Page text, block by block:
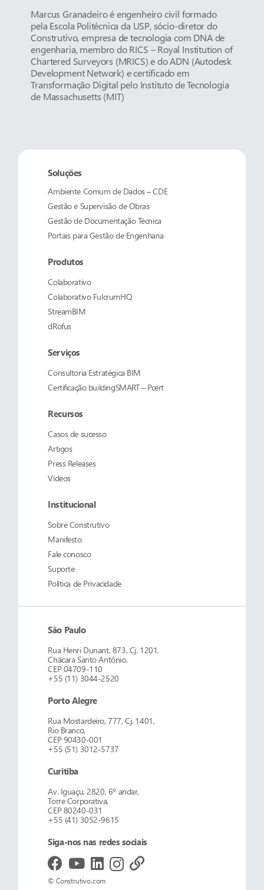
Marcus Granadeiro é engenheiro civil formado
pela Escola Politécnica da USP, sócio-diretor do
Construtivo, empresa de tecnologia com DNA de
engenharia, membro do RICS – Royal Institution of
Chartered Surveyors (MRICS) e do ADN (Autodesk
Development Network) e certificado em
Transformação Digital pelo Instituto de Tecnologia
de Massachusetts (MIT)
Soluções
Ambiente Comum de Dados – CDE
Gestão e Supervisão de Obras
Gestão de Documentação Técnica
Portais para Gestão de Engenharia
Produtos
Colaborativo
Colaborativo FulcrumHQ
StreamBIM
dRofus
Serviços
Consultoria Estratégica BIM
Certificação buildingSMART – Pcert
Recursos
Casos de sucesso
Artigos
Press Releases
Vídeos
Institucional
SobreConstrutivo
Manifesto
Fale conosco
Suporte
Política de Privacidade
São Paulo
Rua Henri Dunant, 873, Cj. 1201,
Chácara Santo Antônio,
CEP 04709-110
+55 (11) 3044-2520
Porto Alegre
Rua Mostardeiro, 777, Cj. 1401,
Rio Branco,
CEP 90430-001
+55 (51) 3012-5737
Curitiba
Av. Iguaçu, 2820, 6º andar,
Torre Corporativa,
CEP 80240-031
+55 (41) 3052-9615
Siga-nos nas redes sociais
© Construtivo.com